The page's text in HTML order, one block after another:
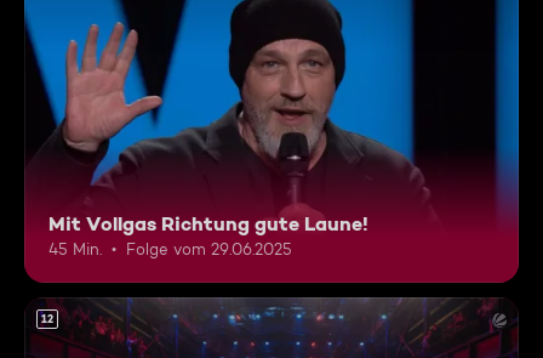
Mit Vollgas Richtung gute Laune!
45 Min. Folge vom 29.06.2025
12